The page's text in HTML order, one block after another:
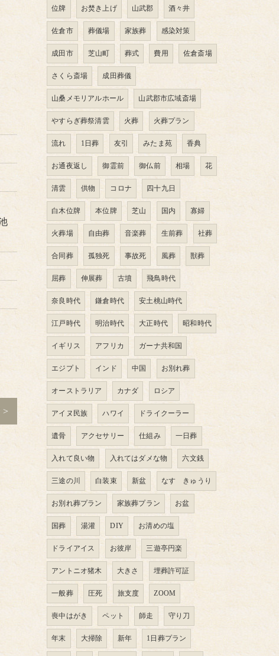
>
位牌 お焚き上げ 山武郡 酒々井
佐倉市 葬儀場 家族葬 感染対策
成田市 芝山町 葬式 費用 佐倉斎場
さくら斎場 成田葬儀
山桑メモリアルホール 山武郡市広域斎場
やすらぎ葬祭清雲 火葬 火葬プラン
流れ 1日葬 友引 みたま苑 香典
お通夜返し 御霊前 御仏前 相場 花
清雲 供物 コロナ 四十九日
白木位牌 本位牌 芝山 国内 寡婦
火葬場 自由葬 音楽葬 生前葬 社葬
合同葬 孤独死 事故死 風葬 獣葬
屈葬 伸展葬 古墳 飛鳥時代
奈良時代 鎌倉時代 安土桃山時代
江戸時代 明治時代 大正時代 昭和時代
イギリス アフリカ ガーナ共和国
エジプト インド 中国 お別れ葬
オーストラリア カナダ ロシア
アイヌ民族 ハワイ ドライクーラー
遺骨 アクセサリー 仕組み 一日葬
入れて良い物 入れてはダメな物 六文銭
三途の川 白装束 新盆 なす きゅうり
お別れ葬プラン 家族葬プラン お盆
国葬 湯灌 DIY お清めの塩
ドライアイス お彼岸 三遊亭円楽
アントニオ猪木 大きさ 埋葬許可証
一般葬 圧死 旅支度 ZOOM
喪中はがき ペット 師走 守り刀
年末 大掃除 新年 1日葬プラン